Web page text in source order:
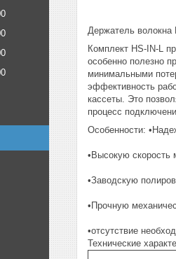
Держатель волокна
Комплект HS-IN-L
особенно полезно
минимальными
эффективность
кассеты. Это
процесс
Особенности:
•Высокую скорость
•Заводскую
•Прочную
•отсутствие
Технические